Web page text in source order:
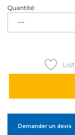
Sac
Dame
Bottega
Quantité:
Demander un devis